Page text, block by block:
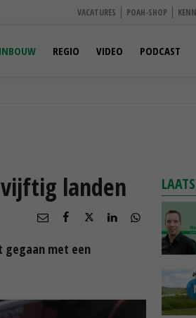
VACATURES POAH-SHOP
REGIO VIDEO PODCAST
landen
gegaan met een